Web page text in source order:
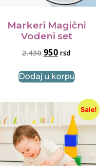
Markeri Magični
Vodeni set
2.430 950 rsd
Dodaj u korpu
Sale!